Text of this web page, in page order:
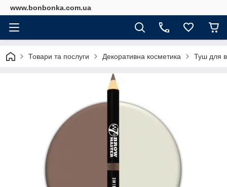
www.bonbonka.com.ua
Товари та послуги Декоративна косметика Туш для